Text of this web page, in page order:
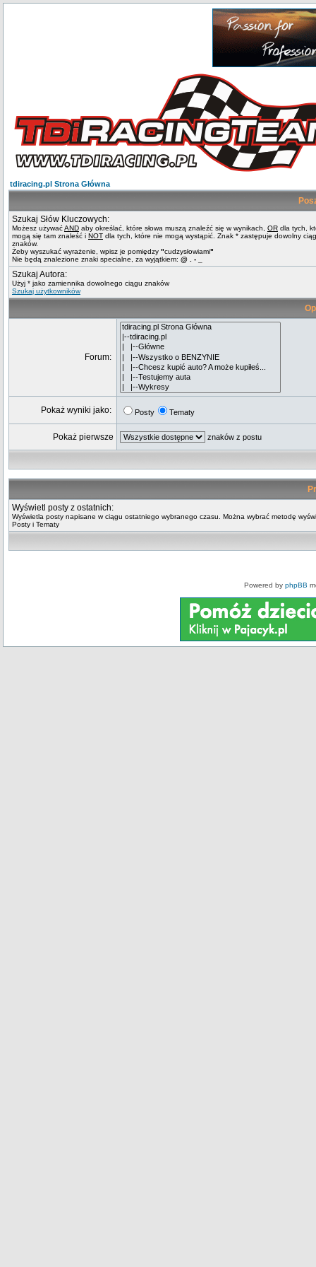
tdiracing.pl Strona Główna
Szukaj Słów Kluczowych:
Możesz używaćAND aby określać, które słowa muszą znaleźć się w wynikach, OR dla tych,
mogą się tam znaleść i NOT dla tych, które nie mogą wystąpić. Znak * zastępuje dowolny ciąg
znaków.
Żeby wyszukać wyrażenie, wpisz je pomiędzy "cudzysłowiami"
Nie będą znalezione znaki specialne, za wyjątkiem: @ . - _
Szukaj Autora:
Użyj * jako zamiennika dowolnego ciągu znaków
Szukaj użytkowników
Forum:
Pokaż wyniki jako: Posty Tematy
Pokaż pierwsze znaków z postu
Wyświetl posty z ostatnich:
Wyświetla posty napisane w ciągu ostatniego wybranego czasu. Można wybrać metodę
Posty i Tematy
Powered by phpBB